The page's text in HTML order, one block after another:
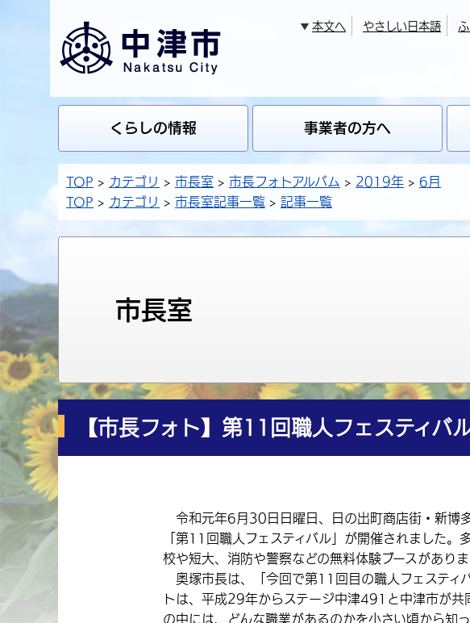
本文へ やさしい日本語
くらしの情報 事業者の方へ
TOP カテゴリ 市長室 市長フォトアルバム 2019年
6月
TOP
カテゴリ 市長室記事一覧 記事一覧
市長室
【市長フォト】第11回職人フェスティバ
令和元年6月30日日曜日、日の出町商店街・新博
「第11回職人フェスティバル」が開催されました。
校や短大、消防や警察などの無料体験ブースがありま
奥塚市長は、「今回で第11回目の職人フェスティ
トは、平成29年からステージ中津491と中津市が共
の中には、どんな職業があるのかを小さい頃から知っ